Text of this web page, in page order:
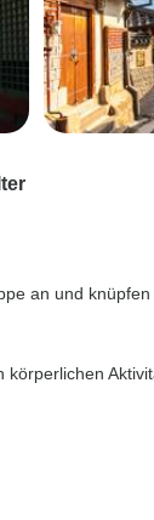
an und
körperlichen